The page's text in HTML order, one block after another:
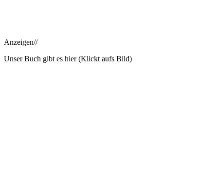
Anzeigen//
Unser Buch gibt es hier (Klickt aufs Bild)